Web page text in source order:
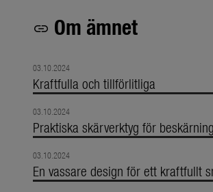
link Om ämnet
03.10.2024
Kraftfulla och tillförlitliga
03.10.2024
Praktiska skärverktyg för
03.10.2024
En vassare design för ett kraftfullt